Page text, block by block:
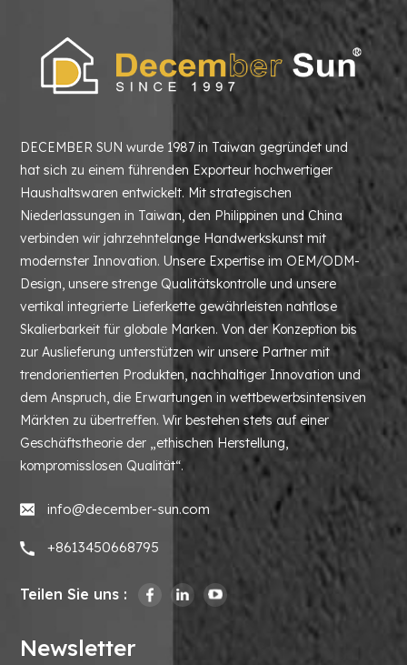
DECEMBER SUN wurde 1987 in Taiwan gegründet und
hat sich zu einem führenden Exporteur hochwertiger
Haushaltswaren entwickelt. Mit strategischen
Niederlassungen in Taiwan, den Philippinen und China
verbinden wir jahrzehntelange Handwerkskunst mit
modernster Innovation. Unsere Expertise im OEM/ODM-
Design, unsere strenge Qualitätskontrolle und unsere
vertikal integrierte Lieferkette gewährleisten nahtlose
Skalierbarkeit für globale Marken. Von der Konzeption bis
zur Auslieferung unterstützen wir unsere Partner mit
trendorientierten Produkten, nachhaltiger Innovation und
dem Anspruch, die Erwartungen in wettbewerbsintensiven
Märkten zu übertreffen. Wir bestehen stets auf einer
Geschäftstheorie der „ethischen Herstellung,
kompromisslosen Qualität“.
info@december-sun.com
+8613450668795
Teilen Sie uns :
Newsletter